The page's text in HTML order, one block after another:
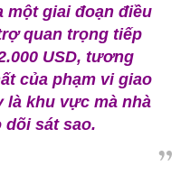
một giai đoạn điều
quan trọng tiếp
USD, tương
của phạm vi giao
khu vực mà nhà
dõi sát sao.